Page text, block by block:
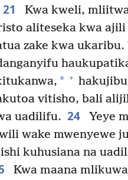
21
Kwa kweli,
aliteseka kwa ajili
zake kwa ukaribu.
* +
vitisho, bali
uadilifu. 24 Yeye
wake mwenyewe
kuhusiana na
Kwa maana